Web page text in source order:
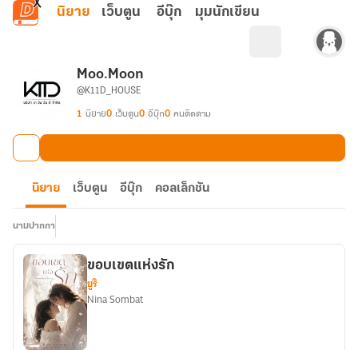
ข้ามไปยังเนื้อหาหลัก
นิยาย เว็บตูน อีบุ๊ก มุมนักเขียน
Moo.Moon
@K11D_HOUSE
1 นิยาย0 เว็บตูน0 อีบุ๊ก0 คนติดตาม
นิยาย เว็บตูน อีบุ๊ก คอลเล็กชัน
นามปากกา
ขอบเขตแห่งรัก
ยูริ
Nina Sombat